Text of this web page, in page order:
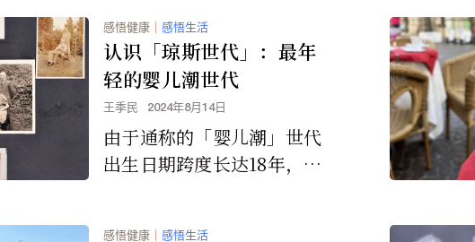
问题都非常熟悉。
感悟健康 ｜ 感悟生活
认识「琼斯世代」：最年
轻的婴儿潮世代
王季民 2024年8月14日
由于通称的「婴儿潮」世代
出生日期跨度长达18年，因
感悟健康 ｜ 感悟生活